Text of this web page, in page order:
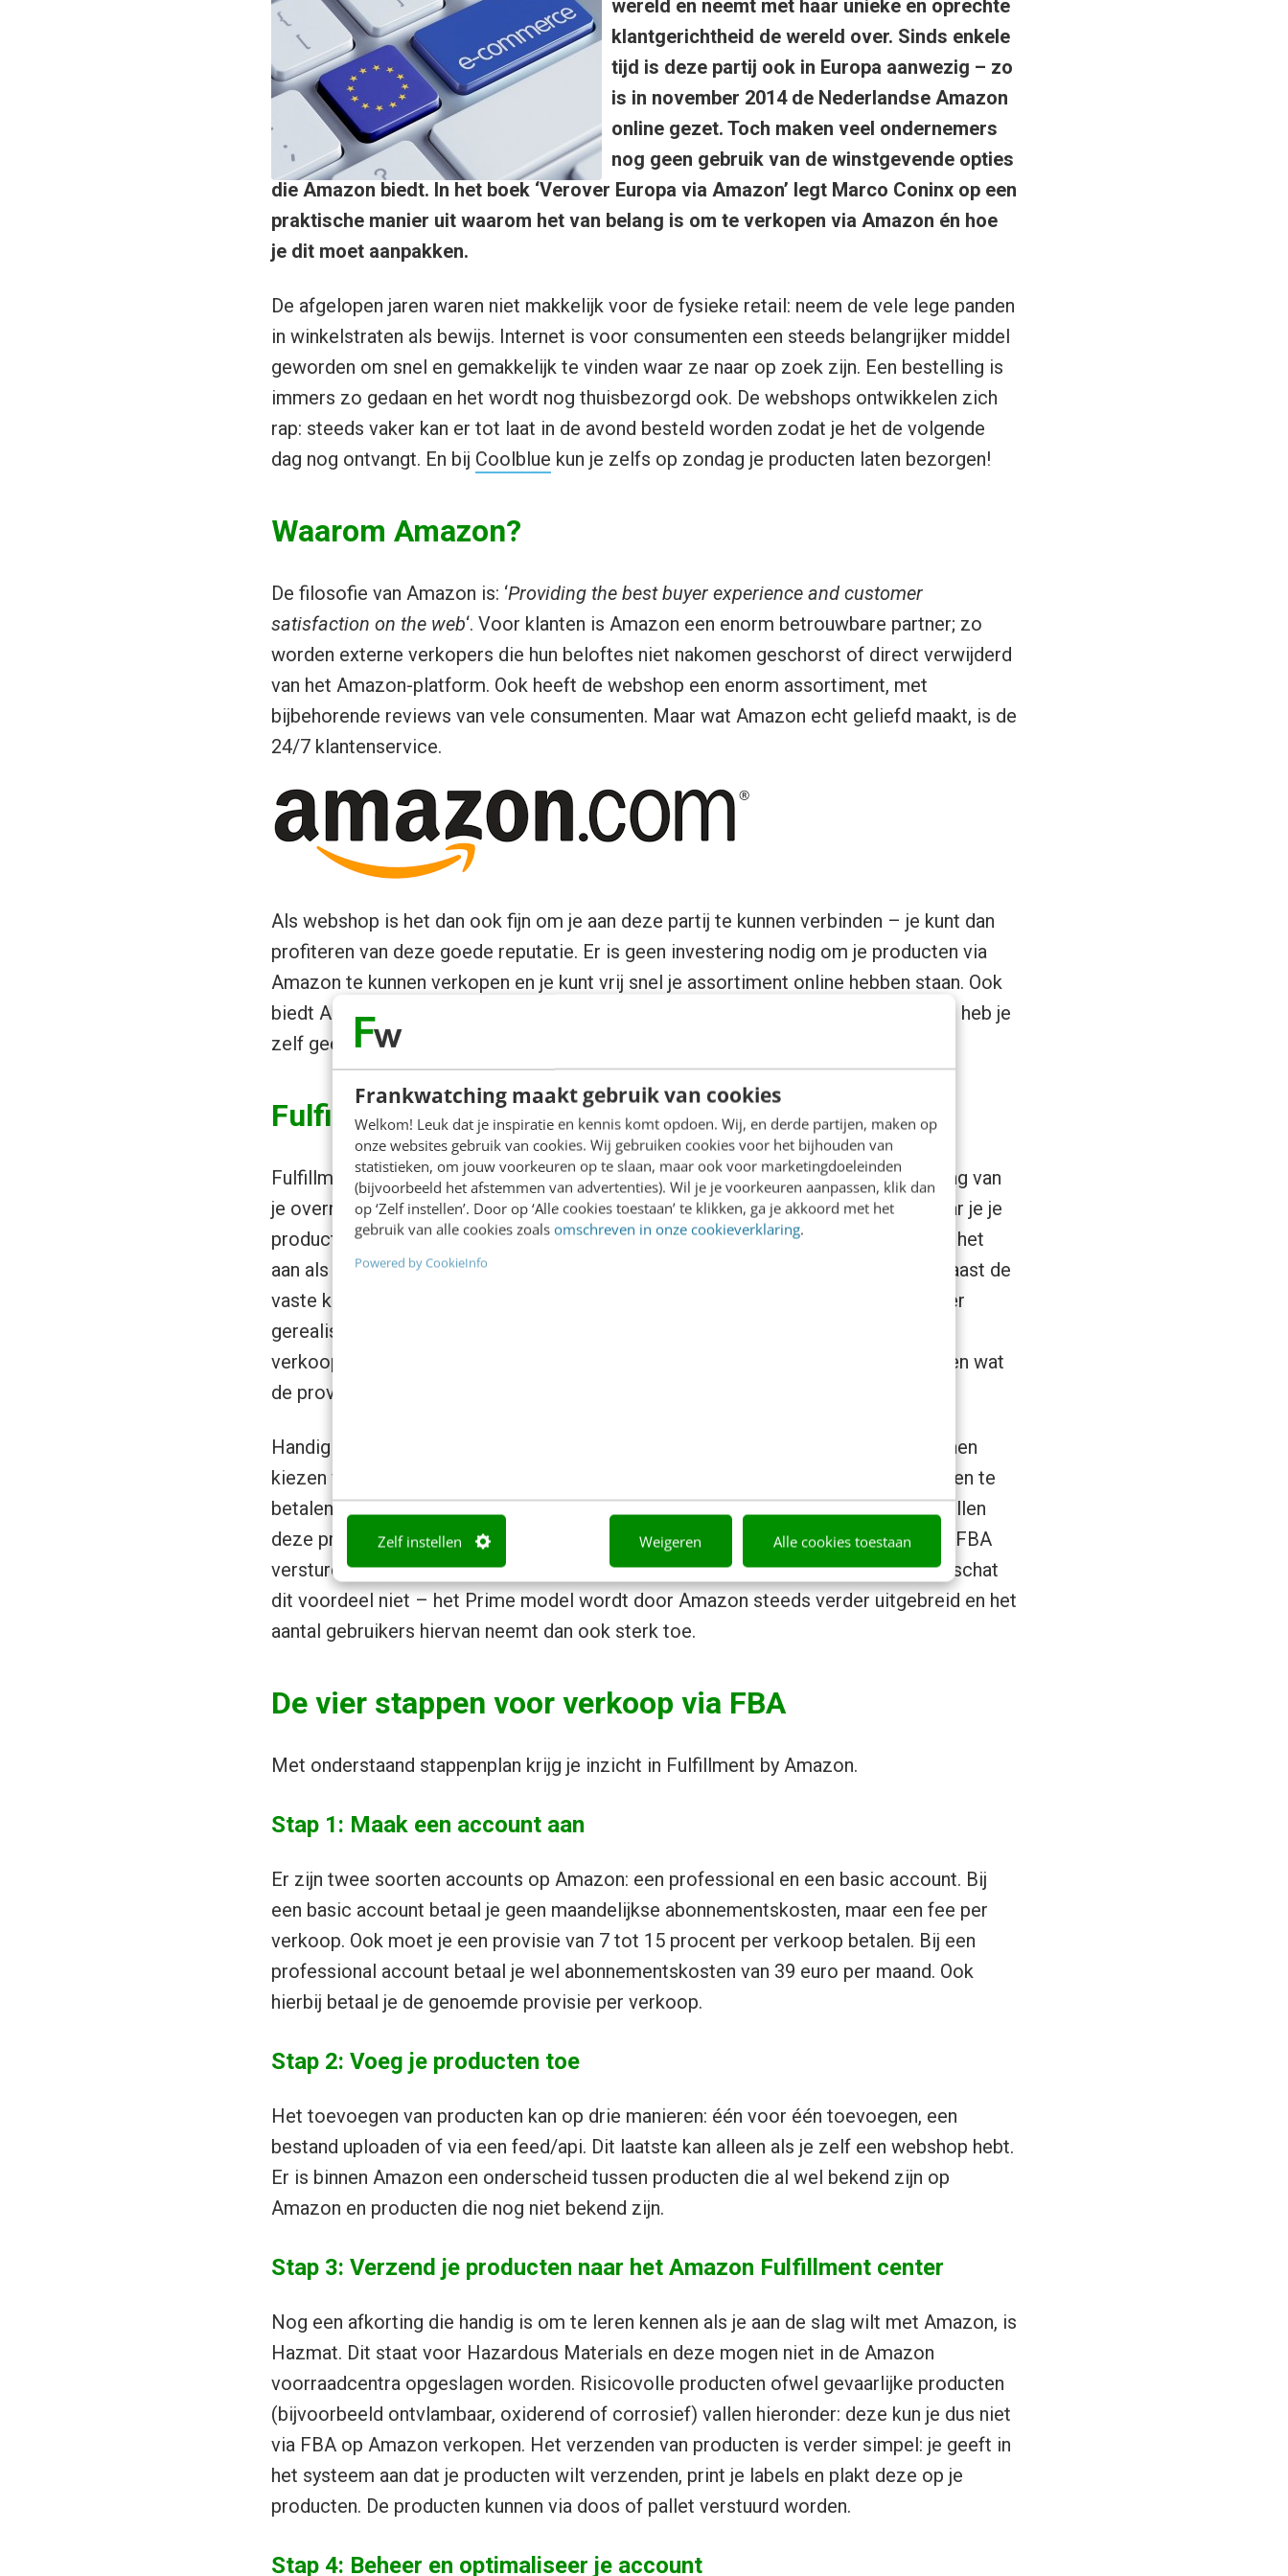
Frankwatching maakt gebruik van cookies
Welkom! Leuk dat je inspiratie en kennis komt opdoen. Wij, en derde partijen, maken op
onze websites gebruik van cookies. Wij gebruiken cookies voor het bijhouden van
statistieken, om jouw voorkeuren op te slaan, maar ook voor marketingdoeleinden
(bijvoorbeeld het afstemmen van advertenties). Wil je je voorkeuren aanpassen, klik dan
op ‘Zelf instellen’. Door op ‘Alle cookies toestaan’ te klikken, ga je akkoord met het
gebruik van alle cookies zoals omschreven in onze cookieverklaring.
Powered by CookieInfo
Zelf instellen Weigeren Alle cookies toestaan
wereld en neemt met haar unieke en oprechte
klantgerichtheid de wereld over. Sinds enkele
tijd is deze partij ook in Europa aanwezig – zo
is in november 2014 de Nederlandse Amazon
online gezet. Toch maken veel ondernemers
nog geen gebruik van de winstgevende opties
die Amazon biedt. In het boek ‘Verover Europa via Amazon’ legt Marco Coninx op een
praktische manier uit waarom het van belang is om te verkopen via Amazon én hoe
je dit moet aanpakken.
De afgelopen jaren waren niet makkelijk voor de fysieke retail: neem de vele lege panden
in winkelstraten als bewijs. Internet is voor consumenten een steeds belangrijker middel
geworden om snel en gemakkelijk te vinden waar ze naar op zoek zijn. Een bestelling is
immers zo gedaan en het wordt nog thuisbezorgd ook. De webshops ontwikkelen zich
rap: steeds vaker kan er tot laat in de avond besteld worden zodat je het de volgende
dag nog ontvangt. En bij Coolblue kun je zelfs op zondag je producten laten bezorgen!
Waarom Amazon?
De filosofie van Amazon is: ‘Providing the best buyer experience and customer
satisfaction on the web‘. Voor klanten is Amazon een enorm betrouwbare partner; zo
worden externe verkopers die hun beloftes niet nakomen geschorst of direct verwijderd
van het Amazon-platform. Ook heeft de webshop een enorm assortiment, met
bijbehorende reviews van vele consumenten. Maar wat Amazon echt geliefd maakt, is de
24/7 klantenservice.
Als webshop is het dan ook fijn om je aan deze partij te kunnen verbinden – je kunt dan
profiteren van deze goede reputatie. Er is geen investering nodig om je producten via
Amazon te kunnen verkopen en je kunt vrij snel je assortiment online hebben staan. Ook
biedt Amazon je opties om het verzenden en retourneren van je over te nemen en heb je
zelf geen zorgen over wanbetalers. Een interessante samenwerking dus!
Fulfillment by Amazon
Fulfillment by Amazon (FBA) houdt in dat Amazon de gehele logistieke afhandeling van
je overneemt, inclusief de klantenservice (in de gewenste talen van de landen waar je je
product via Amazon aanbiedt). Amazon neemt dit niet standaard over, maar biedt het
aan als een optie. Daar zijn natuurlijk enkele kosten aan verbonden. Zo betaal je, naast de
vaste kosten voor het aanhouden van je account á €39 per maand, een provisie per
gerealiseerde verkoop. Deze provisie is afhankelijk van het product dat je
verkoopt. Amazon heeft hiervoor een
ontwikkeld, zodat je snel kunt zien wat
de provisiekosten voor jouw product zullen zijn.
Handig om te weten: sommige gebruikers van Amazon (o.a. US en Duitsland) kunnen
kiezen voor een Prime abonnement. Dit houdt in dat zij geen verzendkosten hoeven te
betalen over alle producten die Amazon verstuurt. Als je dus via FBA verstuurt, zullen
deze producten de voorkeur hebben boven producten van aanbieders die niet via FBA
versturen. Immers, zo kost het deze gebruikers geen extra verzendkosten. Onderschat
dit voordeel niet – het Prime model wordt door Amazon steeds verder uitgebreid en het
aantal gebruikers hiervan neemt dan ook sterk toe.
De vier stappen voor verkoop via FBA
Met onderstaand stappenplan krijg je inzicht in Fulfillment by Amazon.
Stap 1: Maak een account aan
Er zijn twee soorten accounts op Amazon: een professional en een basic account. Bij
een basic account betaal je geen maandelijkse abonnementskosten, maar een fee per
verkoop. Ook moet je een provisie van 7 tot 15 procent per verkoop betalen. Bij een
professional account betaal je wel abonnementskosten van 39 euro per maand. Ook
hierbij betaal je de genoemde provisie per verkoop.
Stap 2: Voeg je producten toe
Het toevoegen van producten kan op drie manieren: één voor één toevoegen, een
bestand uploaden of via een feed/api. Dit laatste kan alleen als je zelf een webshop hebt.
Er is binnen Amazon een onderscheid tussen producten die al wel bekend zijn op
Amazon en producten die nog niet bekend zijn.
Stap 3: Verzend je producten naar het Amazon Fulfillment center
Nog een afkorting die handig is om te leren kennen als je aan de slag wilt met Amazon, is
Hazmat. Dit staat voor Hazardous Materials en deze mogen niet in de Amazon
voorraadcentra opgeslagen worden. Risicovolle producten ofwel gevaarlijke producten
(bijvoorbeeld ontvlambaar, oxiderend of corrosief) vallen hieronder: deze kun je dus niet
via FBA op Amazon verkopen. Het verzenden van producten is verder simpel: je geeft in
het systeem aan dat je producten wilt verzenden, print je labels en plakt deze op je
producten. De producten kunnen via doos of pallet verstuurd worden.
Stap 4: Beheer en optimaliseer je account